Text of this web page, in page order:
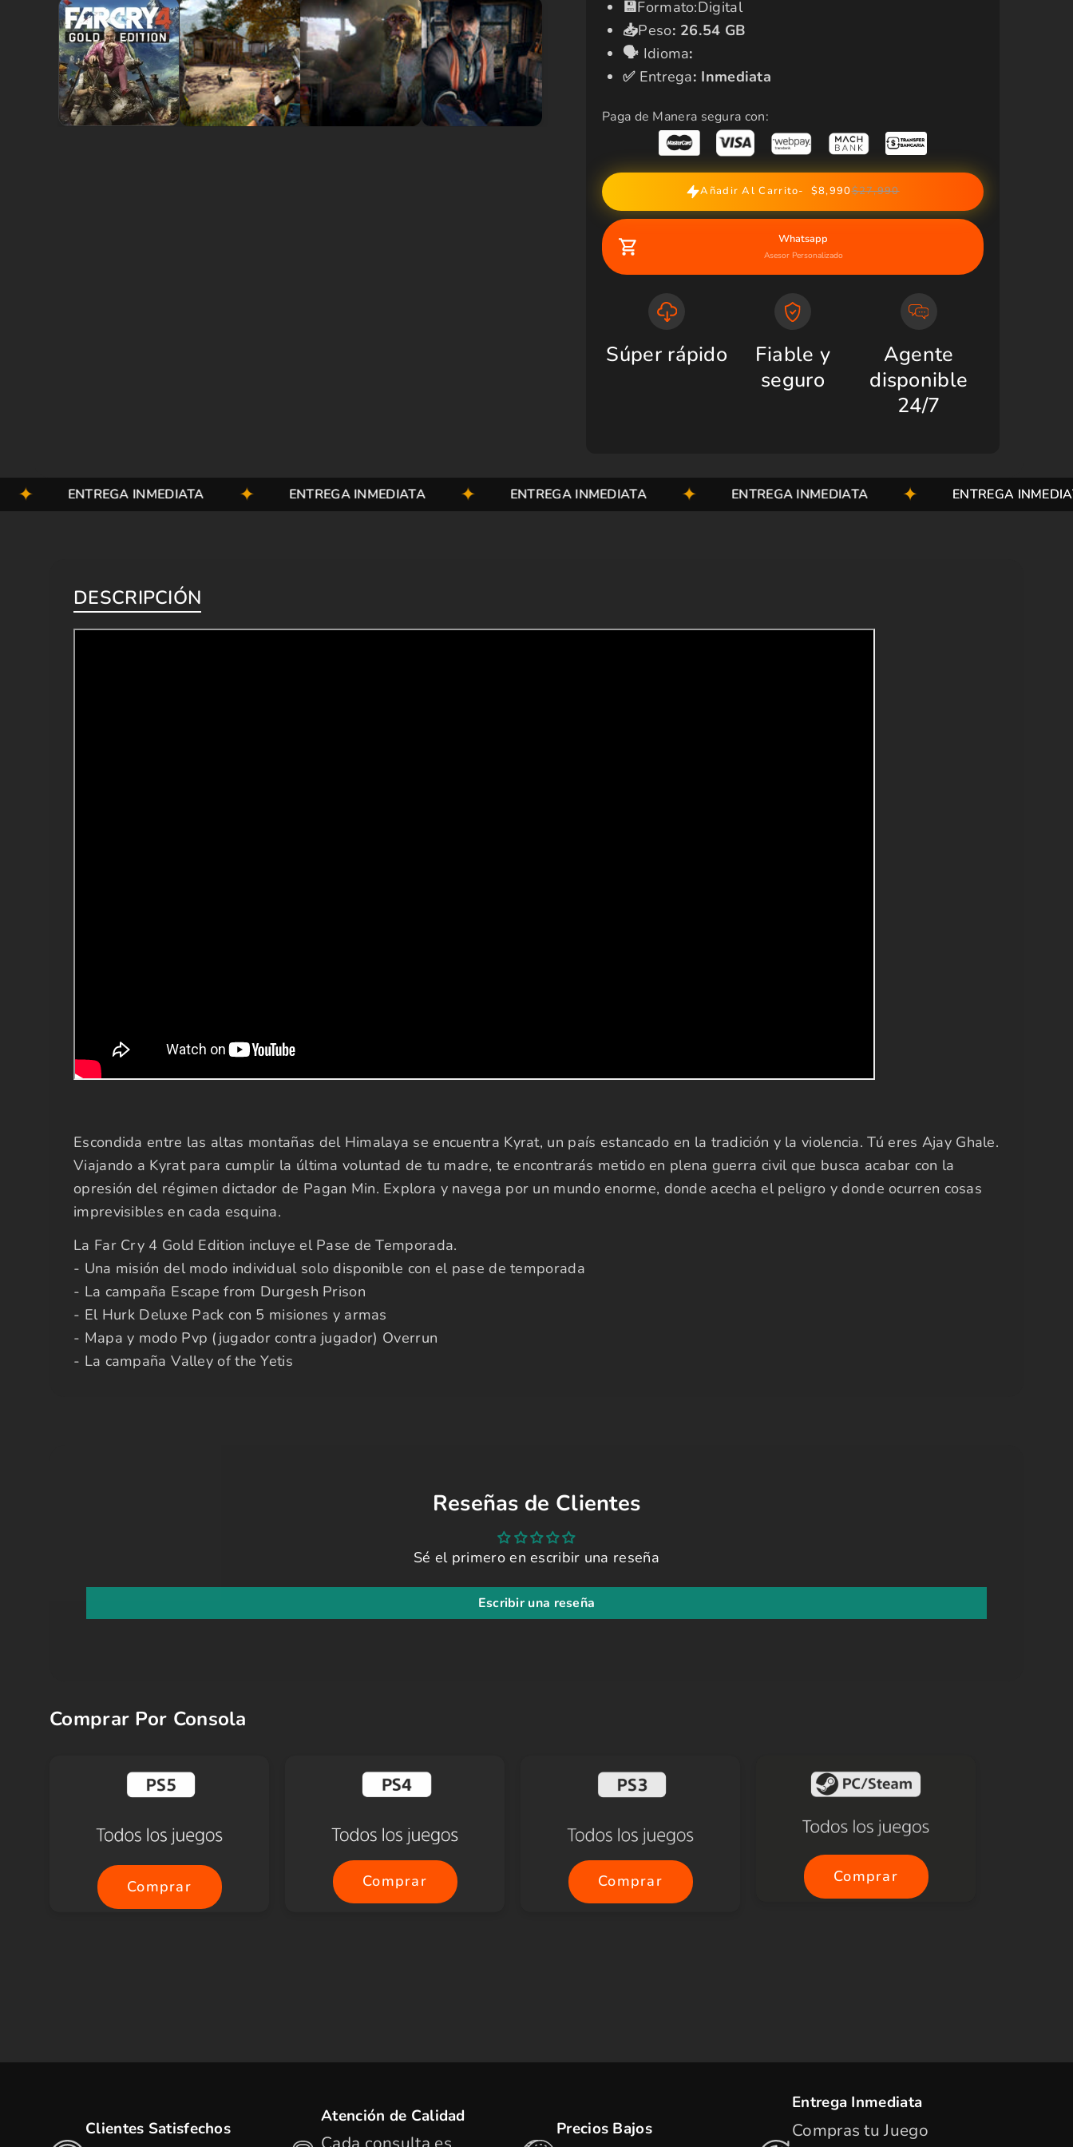
a
​💾​Formato:Digital
📥Peso: 26.54 GB
🗣️​ Idioma:
✅​ Entrega: Inmediata
Paga de Manera segura con:
Añadir Al Carrito $8,990$27,990
Whatsapp
Asesor Personalizado
Súper rápido
Fiable y
seguro
Agente
disponible
24/7
ENTREGA INMEDIATA ENTREGA INMEDIATA ENTREGA INMEDIATA ENTREGA INMEDIATA ENTREGA INMEDIATA
DESCRIPCIÓN
Escondida entre las altas montañas del Himalaya se encuentra Kyrat, un país estancado en la tradición y la violencia. Tú eres Ajay Ghale.
Viajando a Kyrat para cumplir la última voluntad de tu madre, te encontrarás metido en plena guerra civil que busca acabar con la
opresión del régimen dictador de Pagan Min. Explora y navega por un mundo enorme, donde acecha el peligro y donde ocurren cosas
imprevisibles en cada esquina.
La Far Cry 4 Gold Edition incluye el Pase de Temporada.
- Una misión del modo individual solo disponible con el pase de temporada
- La campaña Escape from Durgesh Prison
- El Hurk Deluxe Pack con 5 misiones y armas
- Mapa y modo Pvp (jugador contra jugador) Overrun
- La campaña Valley of the Yetis
Reseñas de Clientes
Sé el primero en escribir una reseña
Escribir una reseña
Comprar Por Consola
Comprar Comprar Comprar Comprar
Clientes Satisfechos
Atención de Calidad
Precios Bajos
Entrega Inmediata
Compras tu Juego